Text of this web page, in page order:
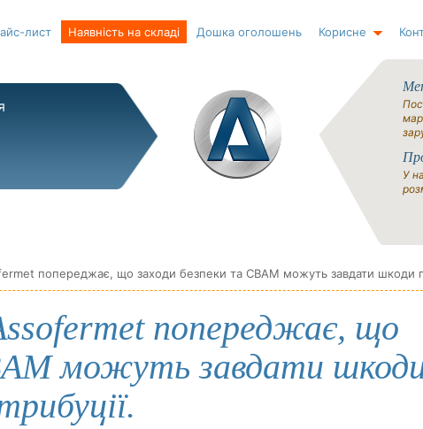
лист Наявність на складі Дошка оголошень Корисне
У
попереджає, що
можуть завдати